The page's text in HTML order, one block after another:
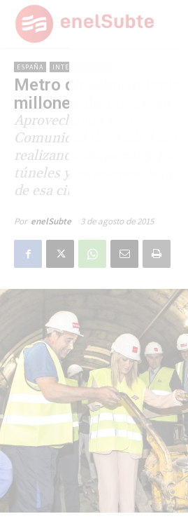
ESPAÑA INTERNACIONAL
Metro de Madrid
millones de euros en
Aprovechando los meses
Comunidad de Madrid se
realizando obras por 9,1
túneles y estaciones de la
de esa ciudad.
Por enelSubte 3 de agosto de 2015